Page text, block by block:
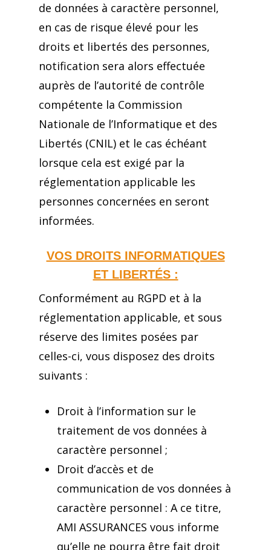
de données à caractère personnel,
en cas de risque élevé pour les
droits et libertés des personnes,
notification sera alors effectuée
auprès de l’autorité de contrôle
compétente la Commission
Nationale de l’Informatique et des
Libertés (CNIL) et le cas échéant
lorsque cela est exigé par la
réglementation applicable les
personnes concernées en seront
informées.
VOS DROITS INFORMATIQUES
ET LIBERTÉS :
Conformément au RGPD et à la
réglementation applicable, et sous
réserve des limites posées par
celles-ci, vous disposez des droits
suivants :
Droit à l’information sur le
traitement de vos données à
caractère personnel ;
Droit d’accès et de
communication de vos données à
caractère personnel : A ce titre,
AMI ASSURANCES vous informe
qu’elle ne pourra être fait droit